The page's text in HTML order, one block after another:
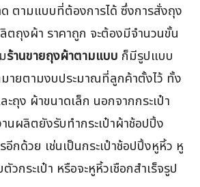
ด ตามแบบที่ต้องการได้ ซึ่งการสั่งถุง
ตถุงผ้า ราคาถูก จะต้องมีจำนวนขั้น
ร้านขายถุงผ้าตามแบบ ก็มีรูปแบบ
มายตามงบประมาณที่ลูกค้าตั้งไว้ ทั้ง
ถุง ผ้าขนาดเล็ก นอกจากกระเป๋า
นผลิตยังรับทำกระเป๋าผ้าช้อปปิ้ง
กด้วย เช่นเป็นกระเป๋าช้อปปิ้งหูหิ้ว หู
กระเป๋า หรือจะหูหิ้วเชือกสำเร็จรูป